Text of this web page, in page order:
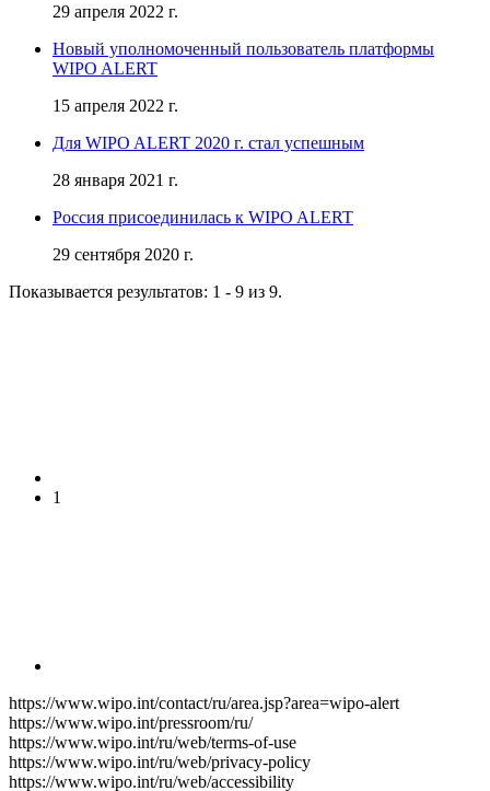
29 апреля 2022 г.
Новый уполномоченный пользователь платформы
WIPO ALERT
15 апреля 2022 г.
Для WIPO ALERT 2020 г. стал успешным
28 января 2021 г.
Россия присоединилась к WIPO ALERT
29 сентября 2020 г.
Показывается результатов: 1 - 9 из 9.
1
https://www.wipo.int/contact/ru/area.jsp?area=wipo-alert
https://www.wipo.int/pressroom/ru/
https://www.wipo.int/ru/web/terms-of-use
https://www.wipo.int/ru/web/privacy-policy
https://www.wipo.int/ru/web/accessibility